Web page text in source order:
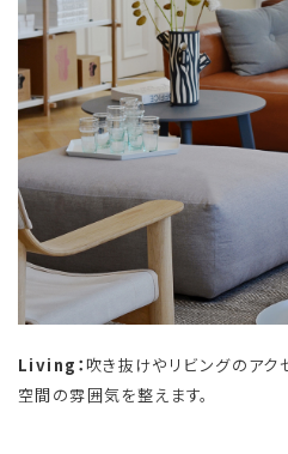
Living：吹き抜けやリビングのアク
空間の雰囲気を整えます。